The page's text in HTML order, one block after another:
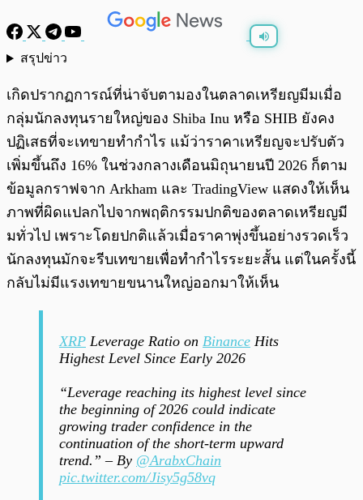
สรุปข่าว
เกิดปรากฏการณ์ที่น่าจับตามองในตลาดเหรียญมีมเมื่อ
กลุ่มนักลงทุนรายใหญ่ของ Shiba Inu หรือ SHIB ยังคง
ปฏิเสธที่จะเทขายทำกำไร แม้ว่าราคาเหรียญจะปรับตัว
เพิ่มขึ้นถึง 16% ในช่วงกลางเดือนมิถุนายนปี 2026 ก็ตาม
ข้อมูลกราฟจาก Arkham และ TradingView แสดงให้เห็น
ภาพที่ผิดแปลกไปจากพฤติกรรมปกติของตลาดเหรียญมี
มทั่วไป เพราะโดยปกติแล้วเมื่อราคาพุ่งขึ้นอย่างรวดเร็ว
นักลงทุนมักจะรีบเทขายเพื่อทำกำไรระยะสั้น แต่ในครั้งนี้
กลับไม่มีแรงเทขายขนานใหญ่ออกมาให้เห็น
XRP Leverage Ratio on Binance Hits
Highest Level Since Early 2026
“Leverage reaching its highest level since
the beginning of 2026 could indicate
growing trader confidence in the
continuation of the short-term upward
trend.” – By @ArabxChain
pic.twitter.com/Jisy5g58vq